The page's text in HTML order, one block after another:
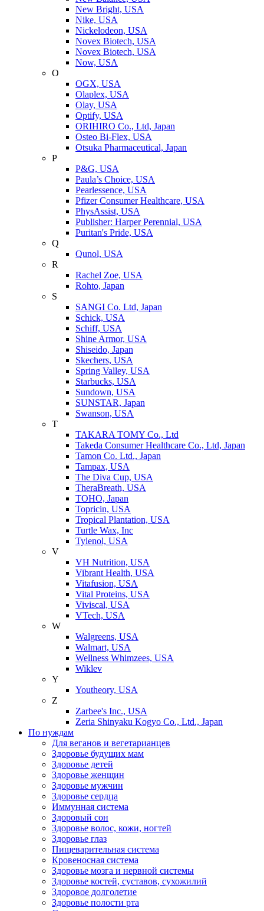
New Bright, USA
Nike, USA
Niсkelodeon, USA
Novex Biotech, USA
Novex Biotech, USA
Now, USA
O
OGX, USA
Olaplex, USA
Olay, USA
Optify, USA
ORIHIRO Co., Ltd, Japan
Osteo Bi-Flex, USA
Otsuka Pharmaceutical, Japan
P
P&G, USA
Paula’s Choice, USA
Pearlessence, USA
Pfizer Consumer Healthcare, USA
PhysAssist, USA
Publisher: Harper Perennial, USA
Puritan's Pride, USA
Q
Qunol, USA
R
Rachel Zoe, USA
Rohto, Japan
S
SANGI Co. Ltd, Japan
Schick, USA
Schiff, USA
Shine Armor, USA
Shiseido, Japan
Skechers, USA
Spring Valley, USA
Starbucks, USA
Sundown, USA
SUNSTAR, Japan
Swanson, USA
T
TAKARA TOMY Co., Ltd
Takeda Consumer Healthcare Co., Ltd, Japan
Tamon Co. Ltd., Japan
Tampax, USA
The Diva Cup, USA
TheraBreath, USA
TOHO, Japan
Topricin, USA
Tropical Plantation, USA
Turtle Wax, Inc
Tylenol, USA
V
VH Nutrition, USA
Vibrant Health, USA
Vitafusion, USA
Vital Proteins, USA
Viviscal, USA
VTech, USA
W
Walgreens, USA
Walmart, USA
Wellness Whimzees, USA
Wiklev
Y
Youtheory, USA
Z
Zarbee's Inc., USA
Zeria Shinyaku Kogyo Co., Ltd., Japan
По нуждам
Для веганов и вегетарианцев
Здоровье будущих мам
Здоровье детей
Здоровье женщин
Здоровье мужчин
Здоровье сердца
Иммунная система
Здоровый сон
Здоровье волос, кожи, ногтей
Здоровье глаз
Пищеварительная система
Кровеносная система
Здоровье мозга и нервной системы
Здоровье костей, суставов, сухожилий
Здоровое долголетие
Здоровье полости рта